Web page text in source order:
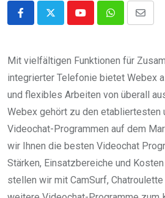
YoutubeWhatsappShare
Email
Mit vielfältigen Funktionen für
integrierter Telefonie bietet Webex
und flexibles Arbeiten von überall
Webex gehört zu den etabliertesten
Videochat-Programmen auf dem
wir Ihnen die besten Videochat
Stärken, Einsatzbereiche und
stellen wir mit CamSurf,